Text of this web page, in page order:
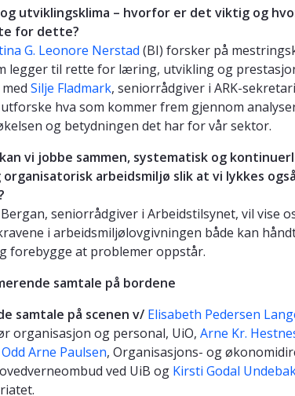
utviklingsklima – hvorfor er det viktig og
for dette?
G. Leonore Nerstad (BI) forsker på
legger til rette for læring, utvikling og
Silje Fladmark, seniorrådgiver i ARK-
hva som kommer frem gjennom
og betydningen det har for vår sektor.
vi jobbe sammen, systematisk og
arbeidsmiljø slik at vi lykkes
seniorrådgiver i Arbeidstilsynet, vil vise
i arbeidsmiljølovgivningen både kan
forebygge at problemer oppstår.
samtale på bordene
samtale på scenen v/ Elisabeth Pedersen
organisasjon og personal, UiO, Arne Kr.
Odd Arne Paulsen, Organisasjons- og
ved UiB og Kirsti Godal